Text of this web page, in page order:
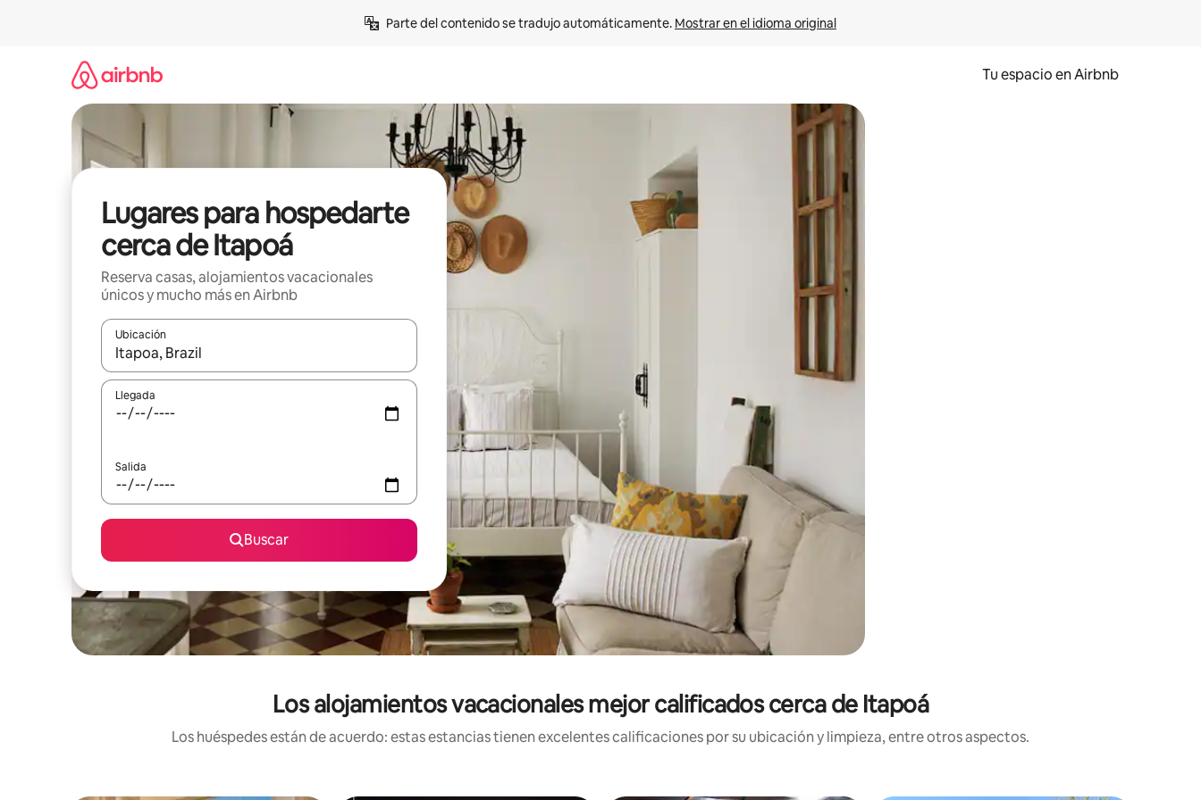
Parte del contenido se tradujo automáticamente. Mostrar en el idioma original
Tu espacio en Airbnb
Lugares para hospedarte
cerca de Itapoá
Reserva casas, alojamientos vacacionales
únicos y mucho más en Airbnb
Ubicación
Cuando los resultados estén disponibles, podrás navegar usando las teclas de las flechas hacia arriba y hacia abajo, o bien tocando y deslizando la pantalla.
Llegada
Salida
Buscar
Los alojamientos vacacionales mejor calificados cerca de Itapoá
Los huéspedes están de acuerdo: estas estancias tienen excelentes calificaciones por su ubicación y limpieza, entre otros aspectos.